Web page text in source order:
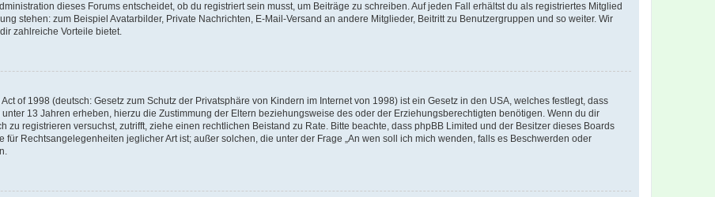
dieses Forums entscheidet, ob du registriert sein musst, um Beiträge zu schreiben. Auf jeden Fall erhältst du als registriertes Mitglied
stehen: zum Beispiel Avatarbilder, Private Nachrichten, E-Mail-Versand an andere Mitglieder, Beitritt zu Benutzergruppen und so weiter. Wir
zahlreiche Vorteile bietet.
of 1998 (deutsch: Gesetz zum Schutz der Privatsphäre von Kindern im Internet von 1998) ist ein Gesetz in den USA, welches festlegt, dass
13 Jahren erheben, hierzu die Zustimmung der Eltern beziehungsweise des oder der Erziehungsberechtigten benötigen. Wenn du dir
zu registrieren versuchst, zutrifft, ziehe einen rechtlichen Beistand zu Rate. Bitte beachte, dass phpBB Limited und der Besitzer dieses Boards
Rechtsangelegenheiten jeglicher Art ist; außer solchen, die unter der Frage „An wen soll ich mich wenden, falls es Beschwerden oder